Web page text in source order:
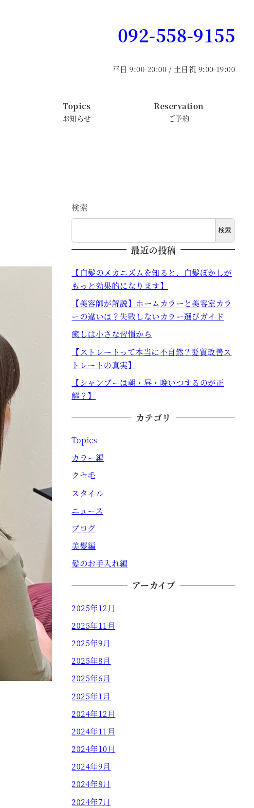
092-558-9155
平日 9:00-20:00 / 土日祝 9:00-19:00
Topics
お知らせ
Reservation
ご予約
検索
検索
最近の投稿
【白髪のメカニズムを知ると、白髪ぼかしが
もっと効果的になります】
【美容師が解説】ホームカラーと美容室カラ
ーの違いは？失敗しないカラー選びガイド
癒しは小さな習慣から
【ストレートって本当に不自然？髪質改善ス
トレートの真実】
【シャンプーは朝・昼・晩いつするのが正
解？】
カテゴリ
Topics
カラー編
クセ毛
スタイル
ニュース
ブログ
美髪編
髪のお手入れ編
アーカイブ
2025年12月
2025年11月
2025年9月
2025年8月
2025年6月
2025年1月
2024年12月
2024年11月
2024年10月
2024年9月
2024年8月
2024年7月